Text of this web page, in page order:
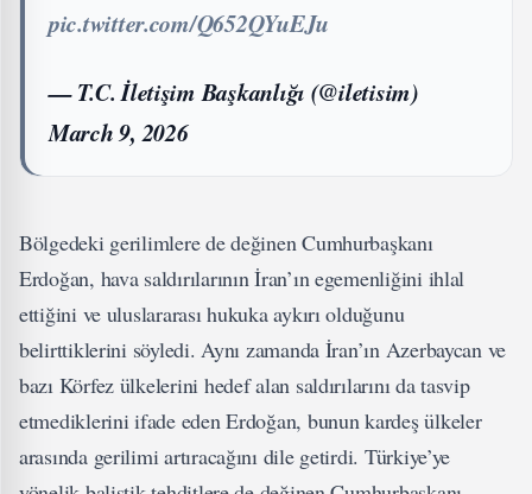
pic.twitter.com/Q652QYuEJu
— T.C. İletişim Başkanlığı (@iletisim)
March 9, 2026
Bölgedeki gerilimlere de değinen Cumhurbaşkanı
Erdoğan, hava saldırılarının İran’ın egemenliğini ihlal
ettiğini ve uluslararası hukuka aykırı olduğunu
belirttiklerini söyledi. Aynı zamanda İran’ın Azerbaycan ve
bazı Körfez ülkelerini hedef alan saldırılarını da tasvip
etmediklerini ifade eden Erdoğan, bunun kardeş ülkeler
arasında gerilimi artıracağını dile getirdi. Türkiye’ye